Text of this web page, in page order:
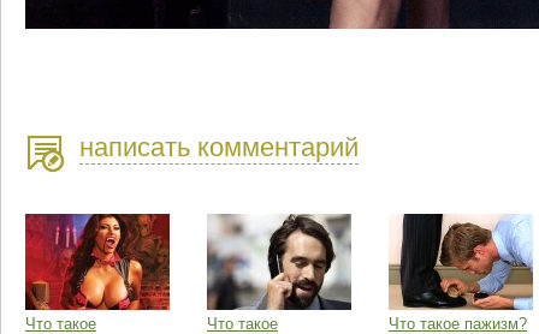
написать комментарий
Что такое
Что такое
Что такое пажизм?